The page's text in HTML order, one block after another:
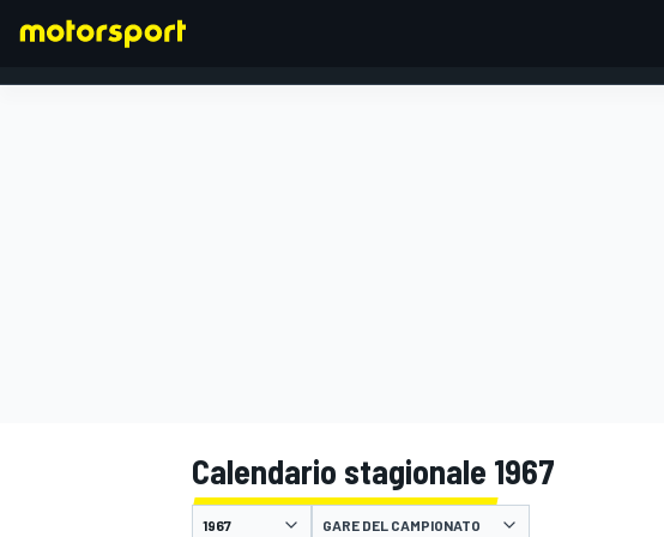
Calendario stagionale 1967
GARE DEL CAMPIONATO